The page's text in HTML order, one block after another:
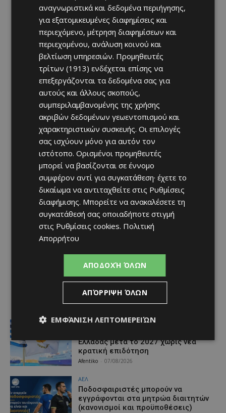
Ειδήσεις
Ελλάδας μετά το 2027 χωρίς νέα
κρατική επιδότηση
Afentiko 07/08/2026
ΑΕΛ
Ποδοσφαιριστές μπορούν να
εγγράφονται στα μητρώα διαιτητών
(κανονισμοί και προϋποθέσεις)
αναγνωριστικά και δεδομένα περιήγησης,
για εξατομικευμένες διαφημίσεις και
περιεχόμενο, μέτρηση διαφημίσεων και
περιεχομένου, ανάλυση κοινού και
βελτίωση υπηρεσιών. Προμηθευτές
τρίτων (1913) ενδέχεται επίσης να
επεξεργάζονται τα δεδομένα σας για
αυτούς και άλλους σκοπούς,
συμπεριλαμβανομένης της χρήσης
ακριβών δεδομένων γεωεντοπισμού και
χαρακτηριστικών συσκευής. Οι επιλογές
σας ισχύουν μόνο για αυτόν τον
ιστότοπο. Ορισμένοι προμηθευτές
μπορεί να βασίζονται σε έννομο
συμφέρον αντί για συγκατάθεση· έχετε το
δικαίωμα να αντιταχθείτε στις Ρυθμίσεις
διαφήμισης. Μπορείτε να ανακαλέσετε τη
συγκατάθεσή σας οποιαδήποτε στιγμή
στις Ρυθμίσεις cookies. Πολιτική
Απορρήτου
ΑΠΟΔΟΧΉ ΌΛΩΝ
ΑΠΌΡΡΙΨΗ ΌΛΩΝ
ΕΜΦΆΝΙΣΗ ΛΕΠΤΟΜΕΡΕΙΏΝ